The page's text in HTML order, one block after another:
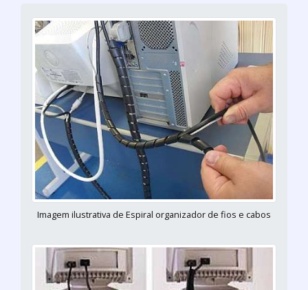
Imagem ilustrativa de Espiral organizador de fios e cabos